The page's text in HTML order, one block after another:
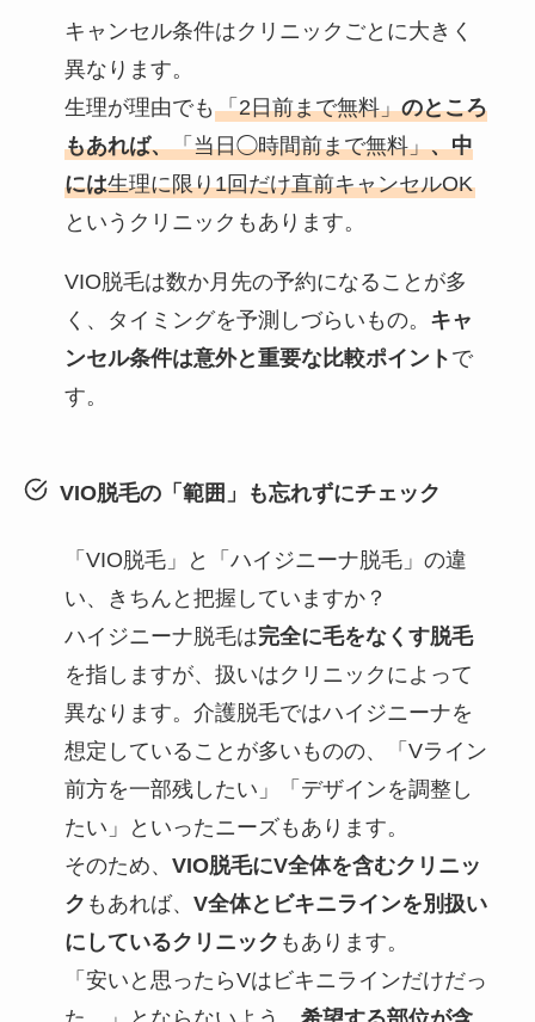
キャンセル条件はクリニックごとに大きく
異なります。
生理が理由でも 「2日前まで無料」のところ
もあれば、「当日◯時間前まで無料」、中
には生理に限り1回だけ直前キャンセルOK
というクリニックもあります。
VIO脱毛は数か月先の予約になることが多
く、タイミングを予測しづらいもの。 キャ
ンセル条件は意外と重要な比較ポイント で
す。
VIO脱毛の「範囲」も忘れずにチェック
「VIO脱毛」と「ハイジニーナ脱毛」の違
い、きちんと把握していますか？
ハイジニーナ脱毛は完全に毛をなくす脱毛
を指しますが、扱いはクリニックによって
異なります。介護脱毛ではハイジニーナを
想定していることが多いものの、「Vライン
前方を一部残したい」「デザインを調整し
たい」といったニーズもあります。
そのため、 VIO脱毛にV全体を含むクリニッ
ク もあれば、 V全体とビキニラインを別扱い
にしているクリニック もあります。
「安いと思ったらVはビキニラインだけだっ